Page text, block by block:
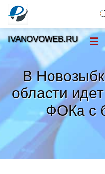
В
области
ФОКа с
IVANOVOWEB.RU ☰
Новости
Тренды новостей»
Рубрики»
Правила »